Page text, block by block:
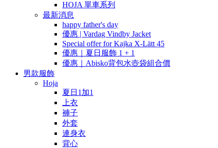
HOJA 單車系列
最新消息
happy father's day
優惠 | Vardag Vindby Jacket
Special offer for Kajka X-Lätt 45
優惠｜夏日服飾 1 + 1
優惠｜Abisko背包水壺袋組合價
男款服飾
Hoja
夏日1加1
上衣
褲子
外套
連身衣
背心